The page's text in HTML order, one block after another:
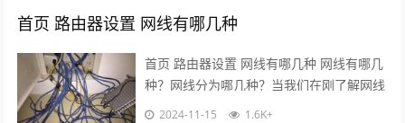
首页 路由器设置 网线有哪几种
首页 路由器设置 网线有哪几种 网线有哪几
种？网线分为哪几种？当我们在刚了解网线
知识时，发现有很多种类的网线，那网线分
2024-11-15 1.6K+